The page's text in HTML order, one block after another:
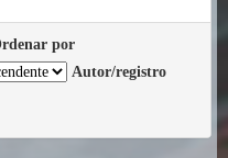
por
Autor/registro